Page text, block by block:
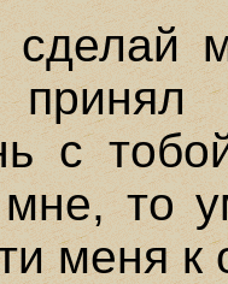
с
то
меня к